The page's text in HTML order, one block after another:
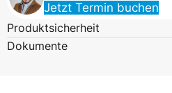
Jetzt Termin buchen
Produktsicherheit
Dokumente